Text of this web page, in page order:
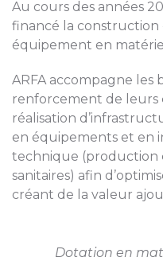
Au cours des années
financé la construction
équipement en
ARFA accompagne les
renforcement de leurs
réalisation
en équipements et en
technique (production
sanitaires) afin
créant de la valeur
Dotation en